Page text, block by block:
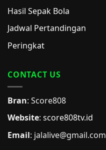
Hasil Sepak Bola
Jadwal Pertandingan
Peringkat
CONTACT US
Bran: Score808
Website: score808tv.id
Email: jalalive@gmail.com